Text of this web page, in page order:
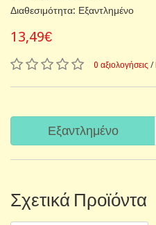
Διαθεσιμότητα: Εξαντλημένο
13,49€
0 αξιολογήσεις /
Εξαντλημένο
Σχετικά Προϊόντα